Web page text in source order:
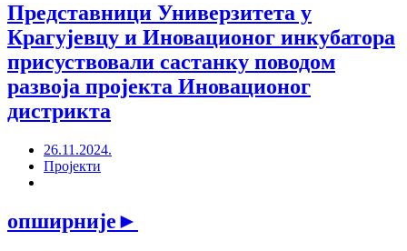
Представници Универзитета у
Крагујевцу и Иновационог инкубатора
присуствовали састанку поводом
развоја пројекта Иновационог
дистрикта
26.11.2024.
Пројекти
опширније►